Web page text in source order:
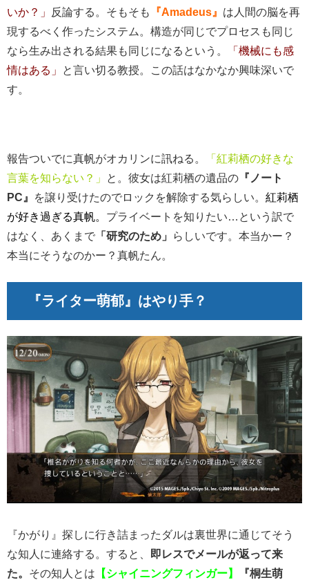
いか？」
反論する。そもそも 『Amadeus』 は人間の脳を再
現するべく作ったシステム。構造が同じでプロセスも同じ
なら生み出される結果も同じになるという。
「機械にも感
情はある」
と言い切る教授。この話はなかなか興味深いで
す。
報告ついでに真帆がオカリンに訊ねる。
「紅莉栖の好きな
言葉を知らない？」
と。彼女は紅莉栖の遺品の 『ノート
PC』
を譲り受けたのでロックを解除する気らしい。 紅莉栖
が好き過ぎる真帆。 プライベートを知りたい…という訳で
はなく、あくまで 「研究のため」
らしいです。本当かー？
本当にそうなのかー？真帆たん。
『ライター萌郁』はやり手？
『かがり』探しに行き詰まったダルは裏世界に通じてそう
な知人に連絡する。すると、
即レスでメールが返って来
た。 その知人とは 【シャイニングフィンガー】
『桐生萌